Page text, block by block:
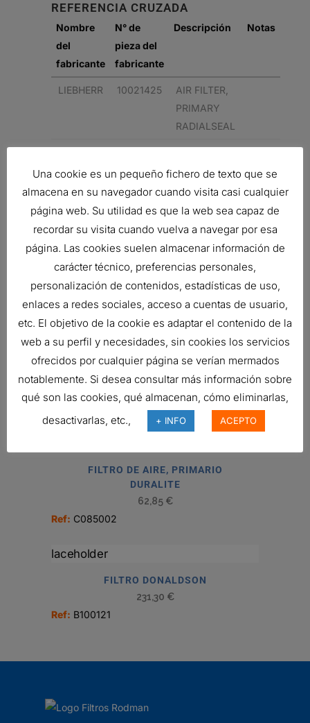
REFERENCIA CRUZADA
Nombre
del
fabricante
N° de
pieza del
fabricante
Descripción Notas
LIEBHERR 10021425
AIR FILTER,
PRIMARY
RADIALSEAL
PRIMARY
RADIALSEAL
Related products
Ref: G080185
AIR FILTER, PRIMARY ROUND
66,05
FILTRO DE AIRE, PRIMARIO
DURALITE
62,85 €
Ref: C085002
FILTRO DONALDSON
231,30 €
Ref: B100121
Una cookie es un pequeño fichero de texto que se
almacena en su navegador cuando visita casi cualquier
página web. Su utilidad es que la web sea capaz de
recordar su visita cuando vuelva a navegar por esa
página. Las cookies suelen almacenar información de
carácter técnico, preferencias personales,
personalización de contenidos, estadísticas de uso,
enlaces a redes sociales, acceso a cuentas de usuario,
etc. El objetivo de la cookie es adaptar el contenido de la
web a su perfil y necesidades, sin cookies los servicios
ofrecidos por cualquier página se verían mermados
notablemente. Si desea consultar más información sobre
qué son las cookies, qué almacenan, cómo eliminarlas,
desactivarlas, etc.,
+ INFO ACEPTO